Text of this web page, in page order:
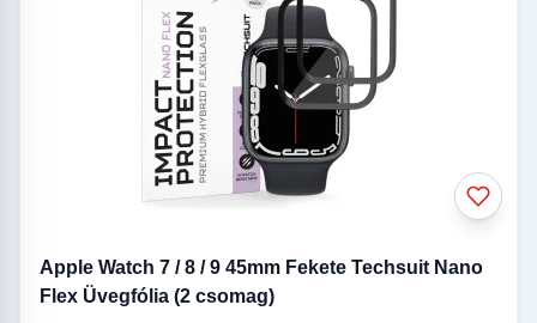
Apple Watch 7 / 8 / 9 45mm Fekete Techsuit Nano
Flex Üvegfólia (2 csomag)